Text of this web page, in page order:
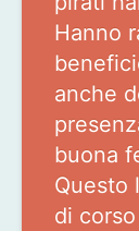
Hanno
anche
buona
Questo
di